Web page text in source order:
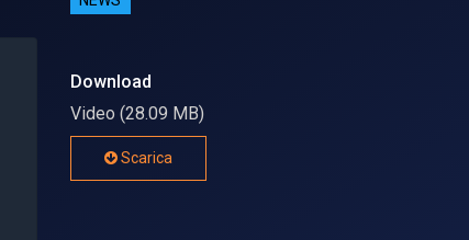
Download
Video (28.09 MB)
Scarica